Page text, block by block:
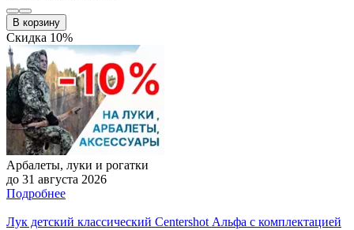
В корзину
Скидка 10%
Арбалеты, луки и рогатки
до 31 августа 2026
Подробнее
Лук детский классический Centershot Альфа с комплектацией